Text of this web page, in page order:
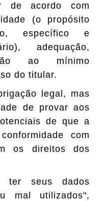
de acordo com
(o propósito
específico e
adequação,
ao mínimo
do titular.
legal, mas
de provar aos
de que a
com
os direitos dos
ter seus dados
mal utilizados",